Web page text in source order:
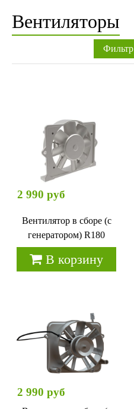
Вентиляторы
Фильтр
2 990 руб
Вентилятор в сборе (с
генератором) R180
В корзину
2 990 руб